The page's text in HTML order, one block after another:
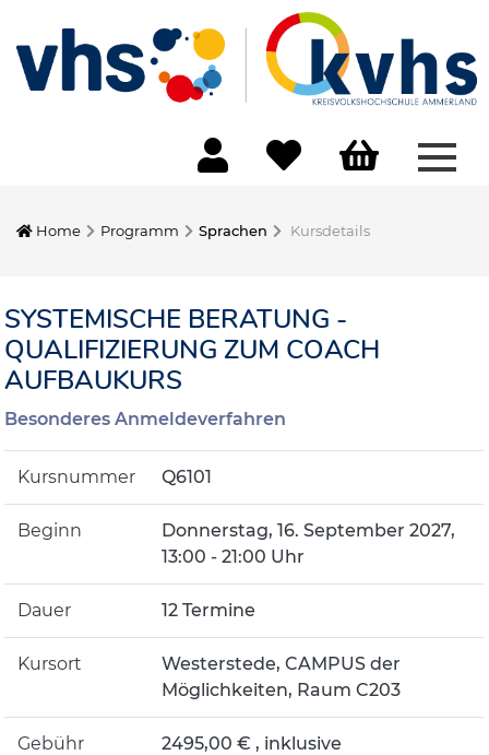
Home Programm Sprachen Kursdetails
SYSTEMISCHE BERATUNG -
QUALIFIZIERUNG ZUM COACH
AUFBAUKURS
Besonderes Anmeldeverfahren
Kursnummer Q6101
Beginn
Donnerstag, 16. September 2027,
13:00 - 21:00 Uhr
Dauer 12 Termine
Kursort
Westerstede, CAMPUS der
Möglichkeiten, Raum C203
Gebühr
2495,00 € , inklusive